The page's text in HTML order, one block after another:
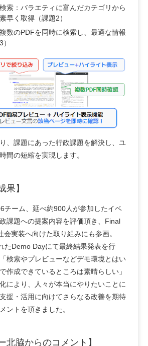
索： バラエティに富んだカテゴリから
早く取得（課題2）
複数のPDFを同時に検索し、最適な情報
、課題にあった行政課題を解決し、ユ
間の短縮を実現します。
果】
チーム、延べ約900人が参加したイベ
課題への提案内容を評価頂き、Final
実装へ向けた取り組みにも参画。
たDemo Dayにて最終結果発表を行
検索やプレビューなどデモ環境とはい
作成できているところは素晴らしい」
により、人々が本当にやりたいことに
援・活用に向けてさらなる改善を期待
ントを頂きました。
北脇からのコメント】